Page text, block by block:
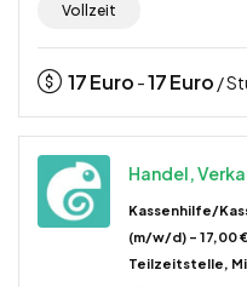
Vollzeit
17Euro -17Euro /
Handel,
Kassenhilfe/
(m/w/d) – 17,00
Teilzeitstelle,